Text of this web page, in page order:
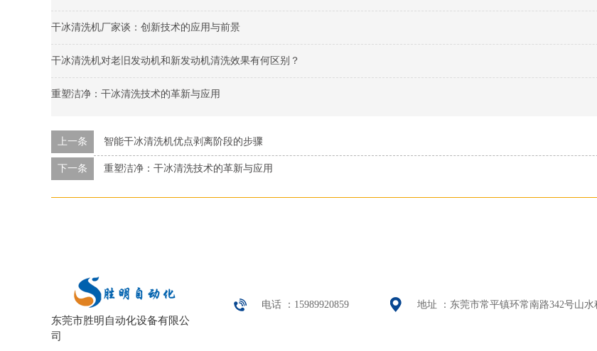
干冰清洗机厂家谈：创新技术的应用与前景
干冰清洗机对老旧发动机和新发动机清洗效果有何区别？
重塑洁净：干冰清洗技术的革新与应用
上一条 智能干冰清洗机优点剥离阶段的步骤
下一条 重塑洁净：干冰清洗技术的革新与应用
东莞市胜明自动化设备有限公
司
电话 ：15989920859 地址 ：东莞市常平镇环常南路342号山水